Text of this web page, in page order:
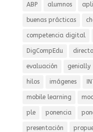
ABP alumnos
buenas prácticas
competencia digital
DigCompEdu
evaluación genially
hilos imágenes
mobile learning
ple ponencia
presentación